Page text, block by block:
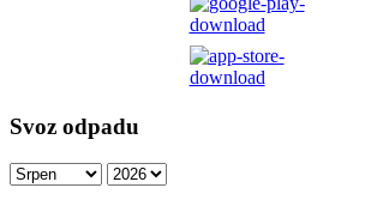
Svoz odpadu